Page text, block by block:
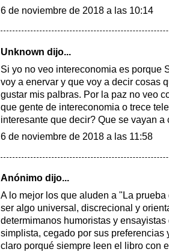
6 de noviembre de 2018 a las 10:14
Unknown dijo...
Si yo no veo intereconomia es porque
voy a enervar y que voy a decir cosas
gustar mis palbras. Por la paz no veo
que gente de intereconomia o trece
interesante que decir? Que se vayan a
6 de noviembre de 2018 a las 11:58
Anónimo dijo...
A lo mejor los que aluden a "La
ser algo universal, discrecional y
determimanos humoristas y
simplista, cegado por sus
claro porqué siempre leen el libro con